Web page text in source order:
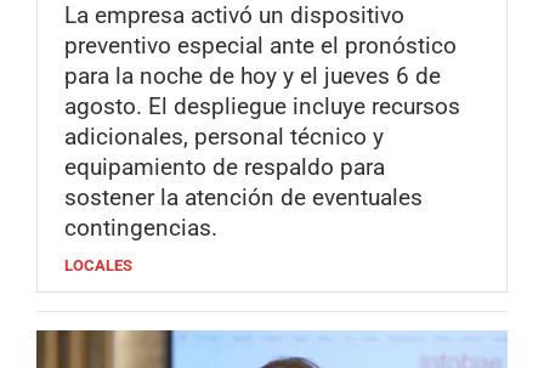
La empresa activó un dispositivo
preventivo especial ante el pronóstico
para la noche de hoy y el jueves 6 de
agosto. El despliegue incluye recursos
adicionales, personal técnico y
equipamiento de respaldo para
sostener la atención de eventuales
contingencias.
LOCALES